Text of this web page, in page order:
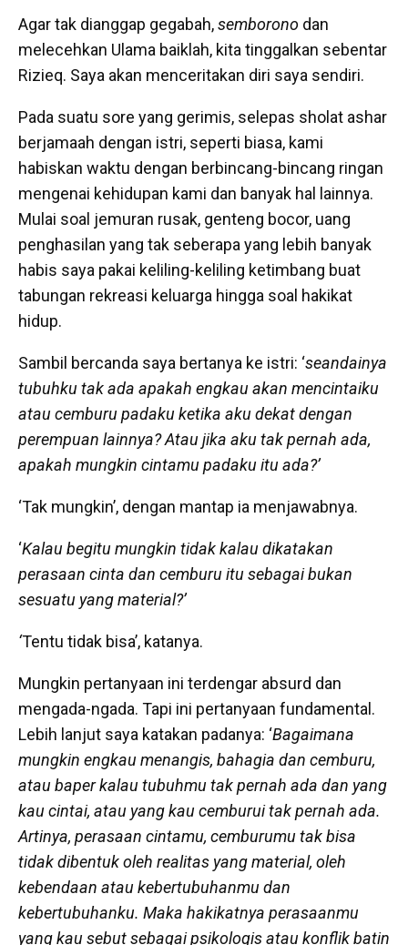
Agar tak dianggap gegabah,semborono dan
melecehkan Ulama baiklah, kita tinggalkan sebentar
Rizieq. Saya akan menceritakan diri saya sendiri.
Pada suatu sore yang gerimis, selepas sholat ashar
berjamaah dengan istri, seperti biasa, kami
habiskan waktu dengan berbincang-bincang ringan
mengenai kehidupan kami dan banyak hal lainnya.
Mulai soal jemuran rusak, genteng bocor, uang
penghasilan yang tak seberapa yang lebih banyak
habis saya pakai keliling-keliling ketimbang buat
tabungan rekreasi keluarga hingga soal hakikat
hidup.
Sambil bercanda saya bertanya ke istri: ‘seandainya
tubuhku tak ada apakah engkau akan mencintaiku
atau cemburu padaku ketika aku dekat dengan
perempuan lainnya? Atau jika aku tak pernah ada,
apakah mungkin cintamu padaku itu ada?’
‘Tak mungkin’, dengan mantap ia menjawabnya.
‘Kalau begitu mungkin tidak kalau dikatakan
perasaan cinta dan cemburu itu sebagai bukan
sesuatu yang material?’
‘Tentu tidak bisa’, katanya.
Mungkin pertanyaan ini terdengar absurd dan
mengada-ngada. Tapi ini pertanyaan fundamental.
Lebih lanjut saya katakan padanya: ‘Bagaimana
mungkin engkau menangis, bahagia dan cemburu,
atau baper kalau tubuhmu tak pernah ada dan yang
kau cintai, atau yang kau cemburui tak pernah ada.
Artinya, perasaan cintamu, cemburumu tak bisa
tidak dibentuk oleh realitas yang material, oleh
kebendaan atau kebertubuhanmu dan
kebertubuhanku. Maka hakikatnya perasaanmu
yang kau sebut sebagai psikologis atau konflik batin